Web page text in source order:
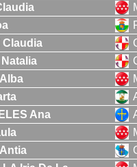
Claudia
Ana